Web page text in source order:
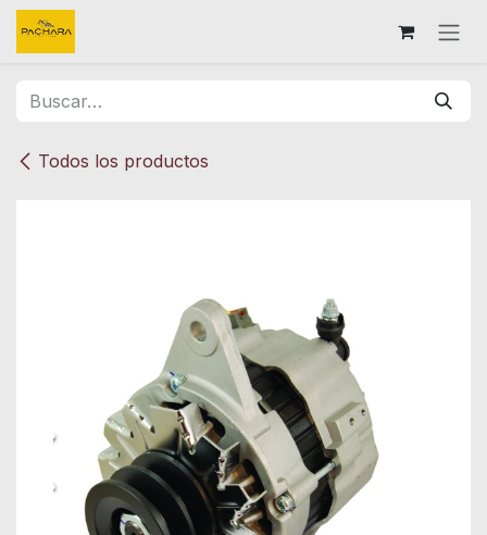
Ir al contenido
Todos los productos